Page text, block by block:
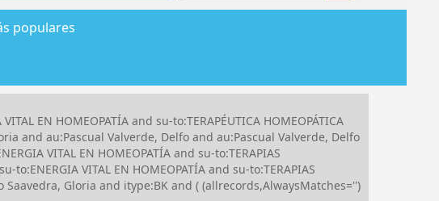
populares
EN HOMEOPATÍA and su-to:TERAPÉUTICA HOMEOPÁTICA
and au:Pascual Valverde, Delfo and au:Pascual Valverde, Delfo
VITAL EN HOMEOPATÍA and su-to:TERAPIAS
VITAL EN HOMEOPATÍA and su-to:TERAPIAS
Saavedra, Gloria and itype:BK and ( (allrecords,AlwaysMatches='')